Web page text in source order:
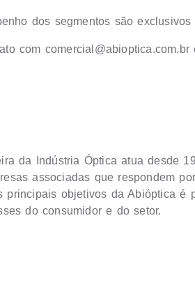
dos segmentos são
com comercial@abioptica.com.br
da Indústria Óptica atua desde
associadas que respondem
principais objetivos da Abióptica é
do consumidor e do setor.